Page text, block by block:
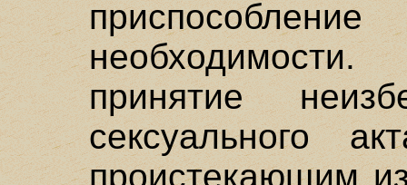
принятие
сексуального
проистекающим